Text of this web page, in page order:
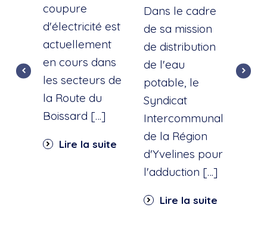
coupure
d'électricité est
actuellement
en cours dans
les secteurs de
la Route du
Boissard […]
Lire la suite
Dans le cadre
de sa mission
de distribution
de l'eau
potable, le
Syndicat
Intercommunal
de la Région
d'Yvelines pour
l'adduction […]
Lire la suite